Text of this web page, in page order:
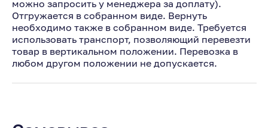
можно запросить у менеджера за доплату).
Отгружается в собранном виде. Вернуть
необходимо также в собранном виде. Требуется
использовать транспорт, позволяющий перевезти
товар в вертикальном положении. Перевозка в
любом другом положении не допускается.